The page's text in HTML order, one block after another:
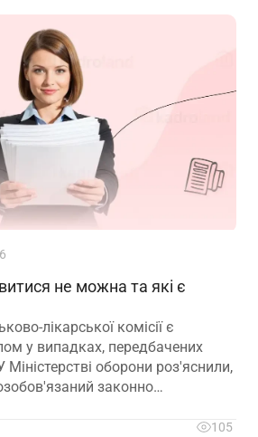
не можна та які є
лікарської комісії є
у випадках, передбачених
оборони роз'яснили,
законно
та що робити, якщо особа не105